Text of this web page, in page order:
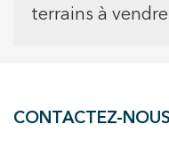
CONTACT
terrains à
CONTACTEZ-NOUS